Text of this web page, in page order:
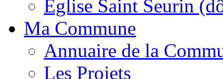
Église Saint Seurin
Ma Commune
Annuaire de la
Les Projets